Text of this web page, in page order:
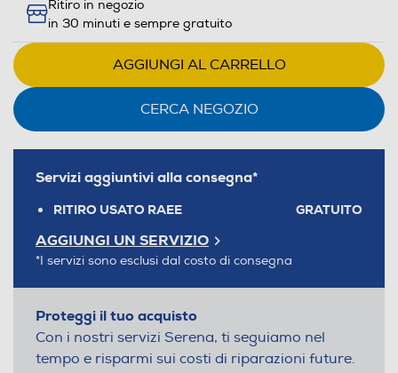
Ritiro in negozio
in 30 minuti e sempre gratuito
AGGIUNGI AL CARRELLO
CERCA NEGOZIO
Servizi aggiuntivi alla consegna*
RITIRO USATO RAEE GRATUITO
AGGIUNGI UN SERVIZIO
*I servizi sono esclusi dal costo di consegna
Proteggi il tuo acquisto
Con i nostri servizi Serena, ti seguiamo nel
tempo e risparmi sui costi di riparazioni future.